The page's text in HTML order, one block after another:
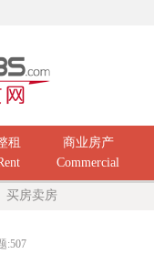
租
商业房产
Commercial
买房卖房
:507